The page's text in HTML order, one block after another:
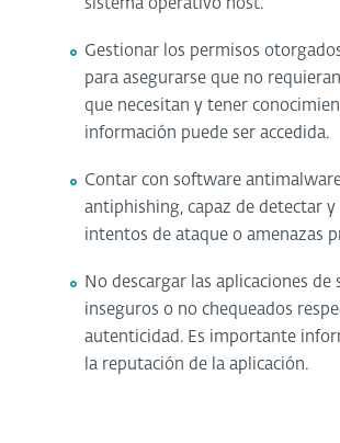
sistema operativo host.
Gestionar los permisos
para asegurarse que no
que necesitan y tener
información puede ser accedida.
Contar con software
antiphishing, capaz de detectar y
intentos de ataque o amenazas
No descargar las aplicaciones de
inseguros o no chequeados
autenticidad. Es importante
la reputación de la aplicación.